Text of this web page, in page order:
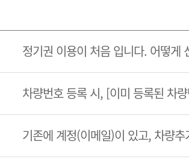
정기권 이용이 처음 입니다. 어떻게
차량번호 등록 시, [이미 등록된 차
기존에 계정(이메일)이 있고, 차량